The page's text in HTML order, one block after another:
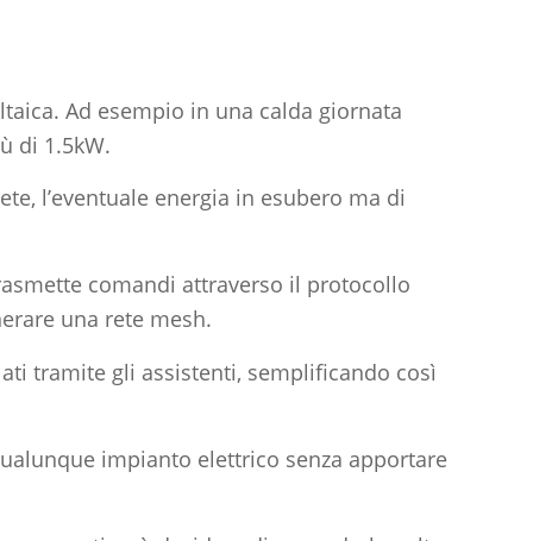
Ad esempio in una calda giornata
di 1.5kW.
l’eventuale energia in esubero ma di
comandi attraverso il protocollo
una rete mesh.
tramite gli assistenti, semplificando così
impianto elettrico senza apportare